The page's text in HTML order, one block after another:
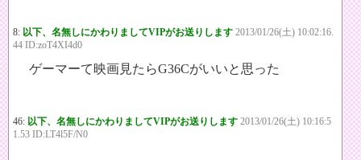
8: 以下、名無しにかわりましてVIPがお送りします 2013/01/26(土) 10:02:16.
44 ID:zoT4XI4d0
ゲーマーて映画見たらG36Cがいいと思った
46: 以下、名無しにかわりましてVIPがお送りします 2013/01/26(土) 10:16:5
1.53 ID:LT4l5F/N0